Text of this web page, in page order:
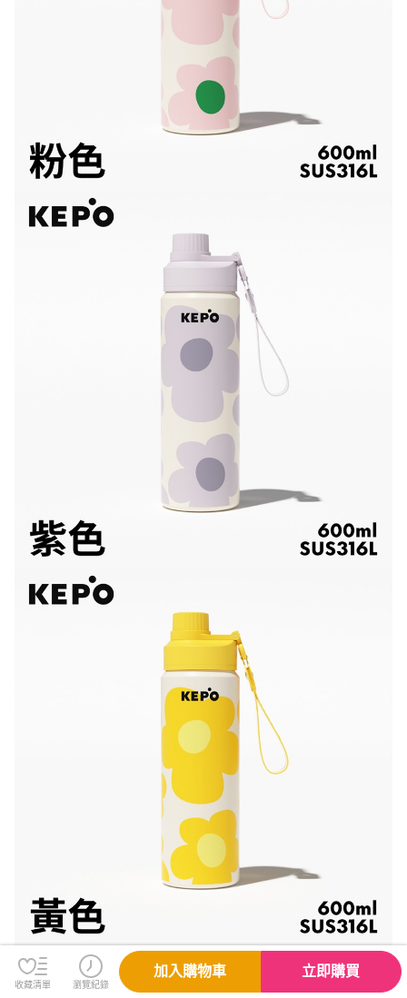
收藏清單 瀏覽紀錄
加入購物車 立即購買